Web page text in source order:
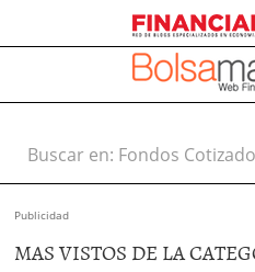
Buscar en:
Publicidad
MAS VISTOS DE LA